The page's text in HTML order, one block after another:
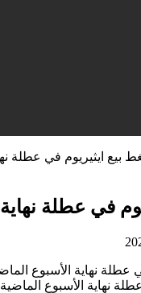
بيع ايثيريوم في عطلة
في عطلة نهاية
نهاية الأسبوع الماضية